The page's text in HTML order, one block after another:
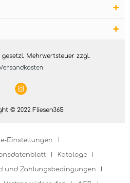
gesetzl. Mehrwertsteuer zzgl.
© 2022 Fliesen365
Einstellungen
Kataloge
und Zahlungsbedingungen